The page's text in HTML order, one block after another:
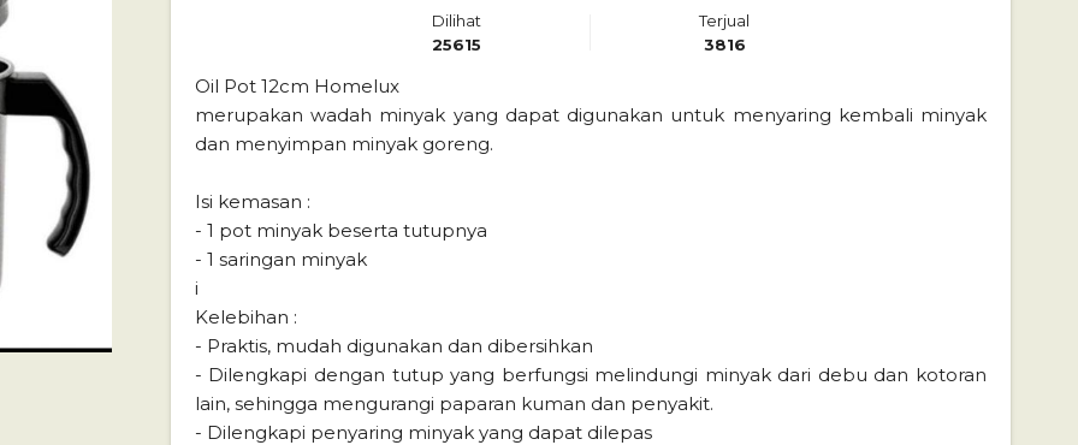
Dilihat
25615
Terjual
3816
Oil Pot 12cm Homelux
merupakan wadah minyak yang dapat digunakan untuk menyaring kembali minyak
dan menyimpan minyak goreng.
Isi kemasan :
- 1 pot minyak beserta tutupnya
- 1 saringan minyak
i
Kelebihan :
- Praktis, mudah digunakan dan dibersihkan
- Dilengkapi dengan tutup yang berfungsi melindungi minyak dari debu dan kotoran
lain, sehingga mengurangi paparan kuman dan penyakit.
- Dilengkapi penyaring minyak yang dapat dilepas